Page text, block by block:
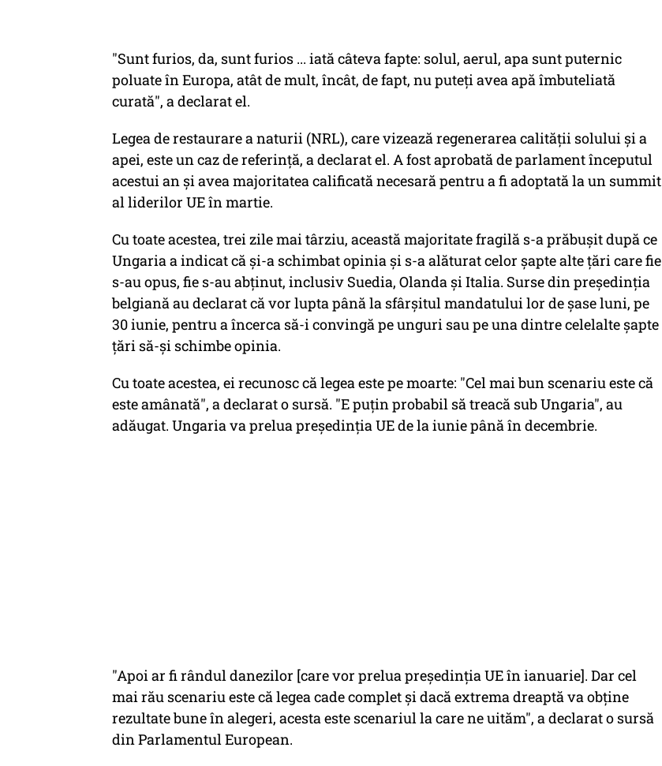
"Sunt furios, da, sunt furios ... iată câteva fapte: solul, aerul, apa sunt puternic
poluate în Europa, atât de mult, încât, de fapt, nu puteți avea apă îmbuteliată
curată", a declarat el.
Legea de restaurare a naturii (NRL), care vizează regenerarea calității solului și a
apei, este un caz de referință, a declarat el. A fost aprobată de parlament începutul
acestui an și avea majoritatea calificată necesară pentru a fi adoptată la un summit
al liderilor UE în martie.
Cu toate acestea, trei zile mai târziu, această majoritate fragilă s-a prăbușit după ce
Ungaria a indicat că și-a schimbat opinia și s-a alăturat celor șapte alte țări care fie
s-au opus, fie s-au abținut, inclusiv Suedia, Olanda și Italia. Surse din președinția
belgiană au declarat că vor lupta până la sfârșitul mandatului lor de șase luni, pe
30 iunie, pentru a încerca să-i convingă pe unguri sau pe una dintre celelalte șapte
țări să-și schimbe opinia.
Cu toate acestea, ei recunosc că legea este pe moarte: "Cel mai bun scenariu este că
este amânată", a declarat o sursă. "E puțin probabil să treacă sub Ungaria", au
adăugat. Ungaria va prelua președinția UE de la iunie până în decembrie.
"Apoi ar fi rândul danezilor [care vor prelua președinția UE în ianuarie]. Dar cel
mai rău scenariu este că legea cade complet și dacă extrema dreaptă va obține
rezultate bune în alegeri, acesta este scenariul la care ne uităm", a declarat o sursă
din Parlamentul European.